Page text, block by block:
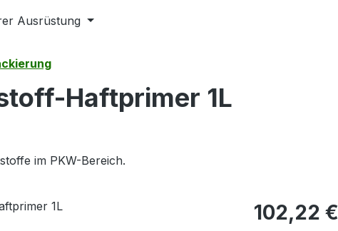
Ausrüstung
Haftprimer 1L
im PKW-Bereich.
Regulärer Preis:
102,22 €